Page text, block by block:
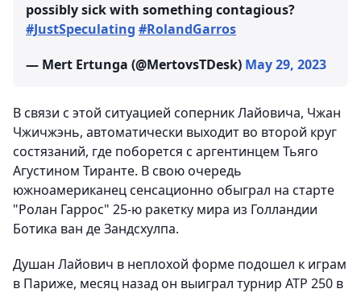
possibly sick with something contagious?
#JustSpeculating #RolandGarros
— Mert Ertunga (@MertovsTDesk) May 29, 2023
В связи с этой ситуацией соперник Лайовича, Чжан
Чжичжэнь, автоматически выходит во второй круг
состязаний, где поборется с аргентинцем Тьяго
Агустином Тиранте. В свою очередь
южноамериканец сенсационно обыграл на старте
"Ролан Гаррос" 25-ю ракетку мира из Голландии
Ботика ван де Зандсхулпа.
Душан Лайович в неплохой форме подошел к играм
в Париже, месяц назад он выиграл турнир АТР 250 в